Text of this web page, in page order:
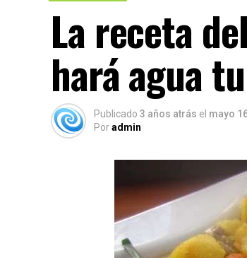
La receta
hará agua
Publicado 3 años atrás el mayo
Poradmin